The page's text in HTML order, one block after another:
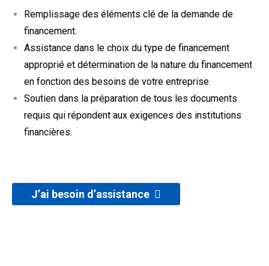
Remplissage des éléments clé de la demande de
financement.
Assistance dans le choix du type de financement
approprié et détermination de la nature du financement
en fonction des besoins de votre entreprise.
Soutien dans la préparation de tous les documents
requis qui répondent aux exigences des institutions
financières.
J’ai besoin d’assistance